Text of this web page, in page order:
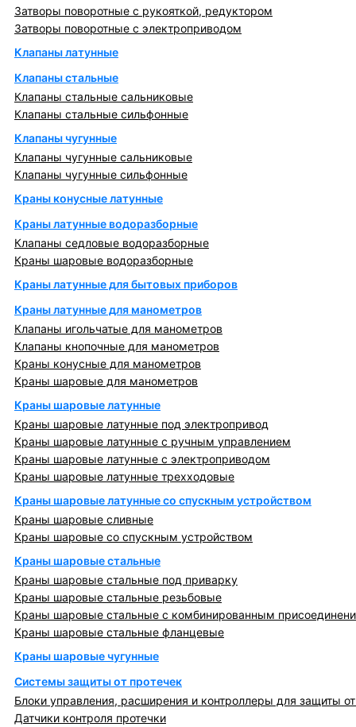
Затворы поворотные с рукояткой, редуктором
Затворы поворотные с электроприводом
Клапаны латунные
Клапаны стальные
Клапаны стальные сальниковые
Клапаны стальные сильфонные
Клапаны чугунные
Клапаны чугунные сальниковые
Клапаны чугунные сильфонные
Краны конусные латунные
Краны латунные водоразборные
Клапаны седловые водоразборные
Краны шаровые водоразборные
Краны латунные для бытовых приборов
Краны латунные для манометров
Клапаны игольчатые для манометров
Клапаны кнопочные для манометров
Краны конусные для манометров
Краны шаровые для манометров
Краны шаровые латунные
Краны шаровые латунные под электропривод
Краны шаровые латунные с ручным управлением
Краны шаровые латунные с электроприводом
Краны шаровые латунные трехходовые
Краны шаровые латунные со спускным устройством
Краны шаровые сливные
Краны шаровые со спускным устройством
Краны шаровые стальные
Краны шаровые стальные под приварку
Краны шаровые стальные резьбовые
Краны шаровые стальные с комбинированным
Краны шаровые стальные фланцевые
Краны шаровые чугунные
Системы защиты от протечек
Блоки управления, расширения и контроллеры для защиты
Датчики контроля протечки